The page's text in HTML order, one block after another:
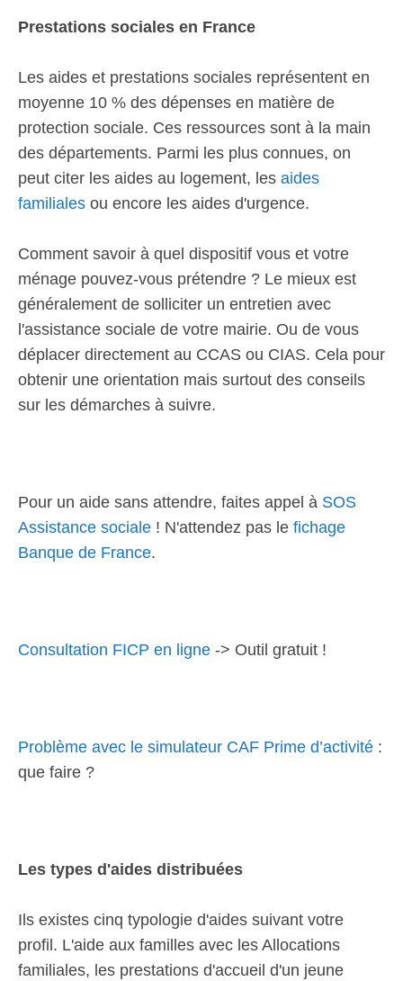
Prestations sociales en France
Les aides et prestations sociales représentent en
moyenne 10 % des dépenses en matière de
protection sociale. Ces ressources sont à la main
des départements. Parmi les plus connues, on
peut citer les aides au logement, les aides
familiales ou encore les aides d'urgence.
Comment savoir à quel dispositif vous et votre
ménage pouvez-vous prétendre ? Le mieux est
généralement de solliciter un entretien avec
l'assistance sociale de votre mairie. Ou de vous
déplacer directement au CCAS ou CIAS. Cela pour
obtenir une orientation mais surtout des conseils
sur les démarches à suivre.
Pour un aide sans attendre, faites appel à SOS
Assistance sociale ! N'attendez pas le fichage
Banque de France.
Consultation FICP en ligne -> Outil gratuit !
Problème avec le simulateur CAF Prime d’activité :
que faire ?
Les types d'aides distribuées
Ils existes cinq typologie d'aides suivant votre
profil. L'aide aux familles avec les Allocations
familiales, les prestations d'accueil d'un jeune